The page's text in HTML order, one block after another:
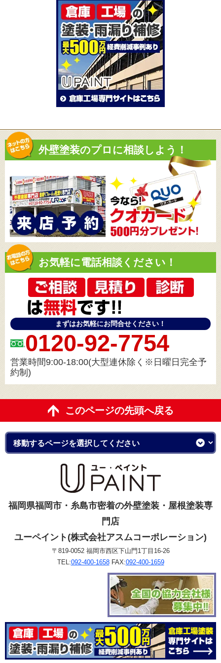
外壁塗装のプロに相談しよう！
お気軽に電話相談ください！
まずはお気軽にお問合せください！
0120-92-7754
営業時間9:00-18:00(大型連休除く※日曜日完全予
約制)
このページの先頭へ戻る
福岡県福岡市・糸島市密着の外壁塗装・屋根塗装専
門店
ユーペイント(株式会社アスムコーポレーション)
〒819-0052 福岡市西区下山門1丁目16-26
TEL:092-400-1658FAX:092-400-1659